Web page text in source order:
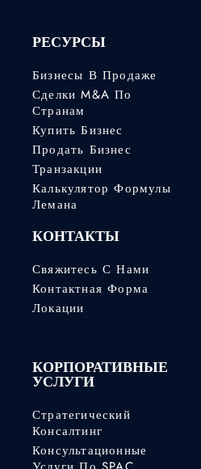
РЕСУРСЫ
Бизнесы В Продаже
Сделки M&A По
Странам
Купить Бизнес
Продать Бизнес
Транзакции
Калькулятор Формулы
Лемана
КОНТАКТЫ
Свяжитесь С Нами
Контактная Форма
Локации
КОРПОРАТИВНЫЕ
УСЛУГИ
Стратегический
Консалтинг
Консультационные